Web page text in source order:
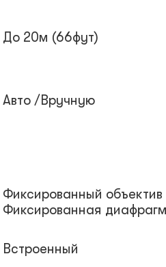
До 20м (66фут)
Авто /Вручную
Фиксированный
Фиксированная
Встроенный